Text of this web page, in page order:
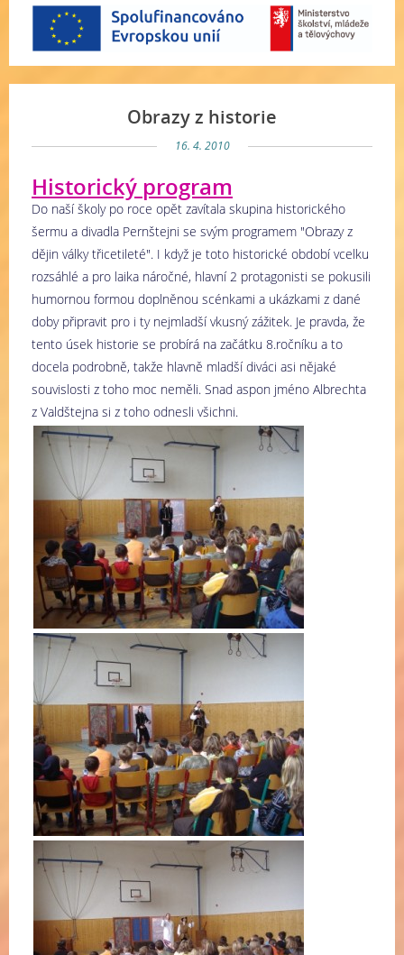
Obrazy z historie
16. 4. 2010
Historický program
Do naší školy po roce opět zavítala skupina historického
šermu a divadla Pernštejni se svým programem "Obrazy z
dějin války třicetileté". I když je toto historické období vcelku
rozsáhlé a pro laika náročné, hlavní 2 protagonisti se pokusili
humornou formou doplněnou scénkami a ukázkami z dané
doby připravit pro i ty nejmladší vkusný zážitek. Je pravda, že
tento úsek historie se probírá na začátku 8.ročníku a to
docela podrobně, takže hlavně mladší diváci asi nějaké
souvislosti z toho moc neměli. Snad aspon jméno Albrechta
z Valdštejna si z toho odnesli všichni.